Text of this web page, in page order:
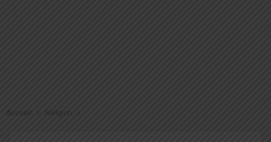
Accueil Religion